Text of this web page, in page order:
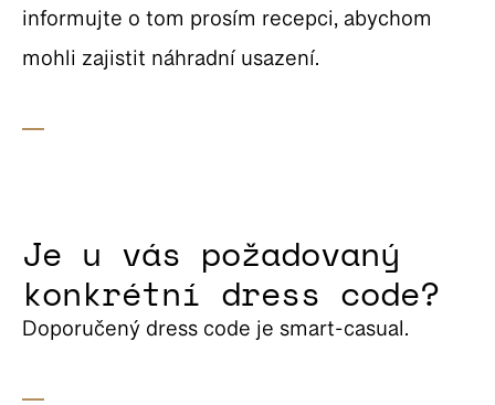
informujte o tom prosím recepci, abychom
mohli zajistit náhradní usazení.
Je u vás požadovaný
konkrétní dress code?
Doporučený dress code je smart-casual.